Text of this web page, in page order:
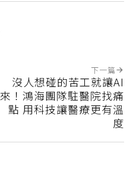
下一篇
沒人想碰的苦工就讓AI
來！鴻海團隊駐醫院找痛
點 用科技讓醫療更有溫
度